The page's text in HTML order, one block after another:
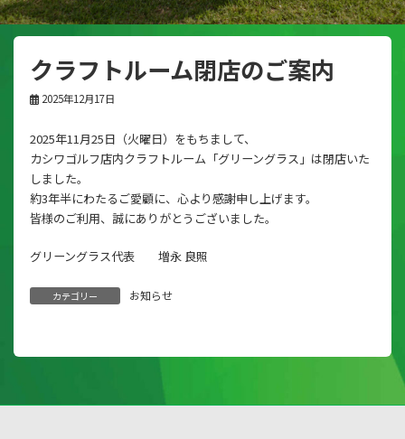
クラフトルーム閉店のご案内
2025年12月17日
2025年11月25日（火曜日）をもちまして、
カシワゴルフ店内クラフトルーム「グリーングラス」は閉店いた
しました。
約3年半にわたるご愛顧に、心より感謝申し上げます。
皆様のご利用、誠にありがとうございました。
グリーングラス代表 増永 良照
カテゴリー お知らせ